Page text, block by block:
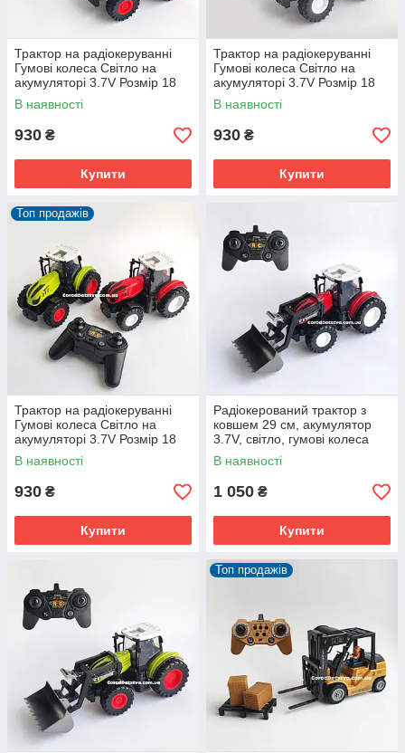
Трактор на радіокеруванні
Гумові колеса Світло на
акумуляторі 3.7V Розмір 18
см
В наявності
930 ₴
Купити
Трактор на радіокеруванні
Гумові колеса Світло на
акумуляторі 3.7V Розмір 18
см
В наявності
930 ₴
Купити
Топ продажів
Трактор на радіокеруванні
Гумові колеса Світло на
акумуляторі 3.7V Розмір 18
см
В наявності
930 ₴
Купити
Радіокерований трактор з
ковшем 29 см, акумулятор
3.7V, світло, гумові колеса
(Червоний)
В наявності
1 050 ₴
Купити
Топ продажів